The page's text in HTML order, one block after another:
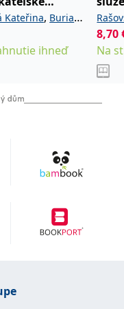
a příležitosti
Kateřina, Burian
ihneď
8,70
Na
poskytuje jednoznačně
a shromažďuje údaje o
aktivitě na webu. Tato